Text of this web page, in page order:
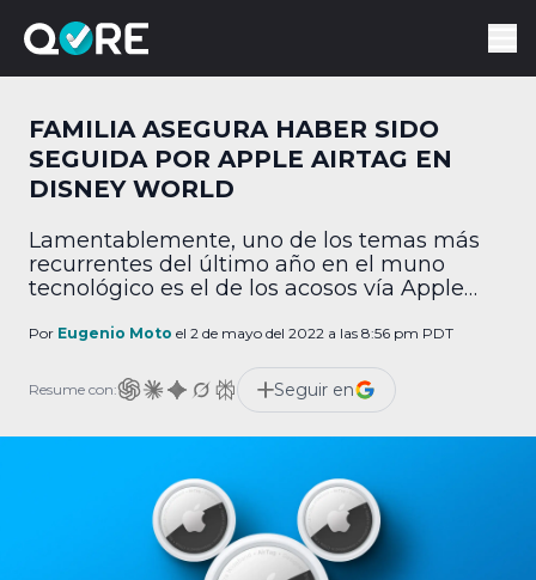
FAMILIA ASEGURA HABER SIDO
SEGUIDA POR APPLE AIRTAG EN
DISNEY WORLD
Lamentablemente, uno de los temas más
recurrentes del último año en el muno
tecnológico es el de los acosos vía Apple
testimonio de una familia que pudo haber
con un reportaje de WKRN, la señora
Jennifer Gaston fue con su hija […]
Por Eugenio Moto el 2 de mayo del 2022 a las 8:56 pm PDT
Resume con: Seguir en